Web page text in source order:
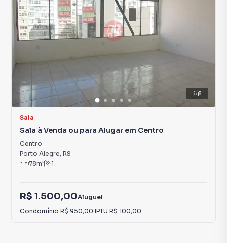
8
Sala
Sala à Venda ou para Alugar em Centro
Centro
Porto Alegre, RS
78m² 1
R$ 1.500,00Aluguel
Condomínio R$ 950,00·IPTU R$ 100,00